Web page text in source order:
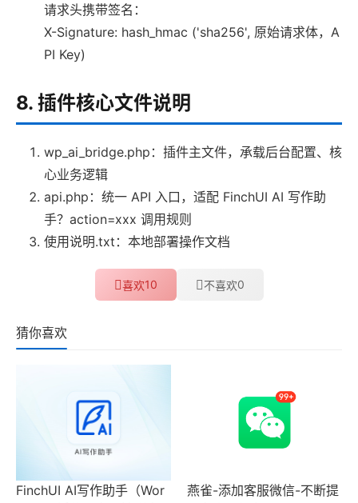
请求头携带签名：
X-Signature: hash_hmac ('sha256', 原始请求体，A
PI Key)
8. 插件核心文件说明
wp_ai_bridge.php：插件主文件，承载后台配置、核
心业务逻辑
api.php：统一 API 入口，适配 FinchUI AI 写作助
手？action=xxx 调用规则
使用说明.txt：本地部署操作文档
喜欢10 不喜欢0
猜你喜欢
FinchUI AI写作助手（Wor
燕雀-添加客服微信-不断提